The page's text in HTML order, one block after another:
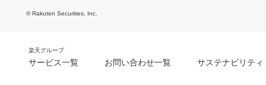
© Rakuten Securities, Inc.
楽天グループ
サービス一覧 お問い合わせ一覧 サステナビリティ